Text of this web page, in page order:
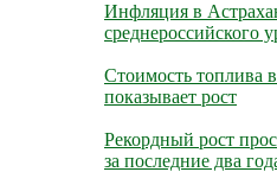
Инфляция в
среднероссийского
Стоимость топлива
показывает рост
Рекордный рост
за последние два